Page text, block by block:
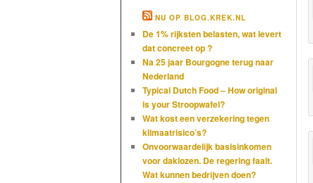
NU OP BLOG.KREK.NL
De 1% rijksten belasten, wat levert
dat concreet op ?
Na 25 jaar Bourgogne terug naar
Nederland
Typical Dutch Food – How original
is your Stroopwafel?
Wat kost een verzekering tegen
klimaatrisico’s?
Onvoorwaardelijk basisinkomen
voor daklozen. De regering faalt.
Wat kunnen bedrijven doen?